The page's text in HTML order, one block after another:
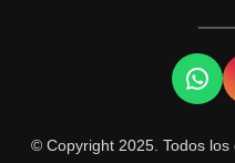
© Copyright 2025. Todos los